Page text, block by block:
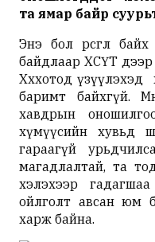
та ямар байр
Энэ бол өрөөсгөл
байдлаар ХСҮТ
Хөххотод үзүүлэхэд
баримт байхгүй.
хавдрын
хүмүүсийн хувьд
гараагүй
магадлалтай, та
хэлэхээр
ойлголт авсан юм
харж байна.